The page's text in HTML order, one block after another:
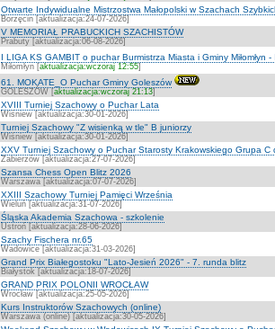
Otwarte Indywidualne Mistrzostwa Małopolski w Szachach
Borzęcin [aktualizacja:24-07-2026]
V MEMORIAŁ PRABUCKICH SZACHISTÓW
Prabuty [aktualizacja:06-08-2026]
I LIGA KS GAMBIT o puchar Burmistrza Miasta i Gminy Miłomłyn -
Miłomłyn [aktualizacja:wczoraj 12:55]
61. MOKATE_O Puchar Gminy Goleszów
GOLESZÓW [aktualizacja:wczoraj 21:13]
XVIII Turniej Szachowy o Puchar Lata
Wiśniew [aktualizacja:30-01-2026]
Turniej Szachowy "Z wisienką w tle" B juniorzy
Wiśniew [aktualizacja:30-01-2026]
XXV Turniej Szachowy o Puchar Starosty Krakowskiego Grupa C
Zabierzów [aktualizacja:27-07-2026]
Szansa Chess Open Blitz 2026
Warszawa [aktualizacja:07-07-2026]
XXIII Szachowy Turniej Pamięci Września
Wieluń [aktualizacja:31-07-2026]
Śląska Akademia Szachowa - szkolenie
Ustroń [aktualizacja:28-06-2026]
Szachy Fischera nr.65
Wadowice [aktualizacja:31-03-2026]
Grand Prix Białegostoku "Lato-Jesień 2026" - 7. runda blitz
Białystok [aktualizacja:18-07-2026]
GRAND PRIX POLONII WROCŁAW
Wrocław [aktualizacja:25-05-2026]
Kurs Instruktorów Szachowych (online)
Warszawa (online) [aktualizacja:30-05-2026]